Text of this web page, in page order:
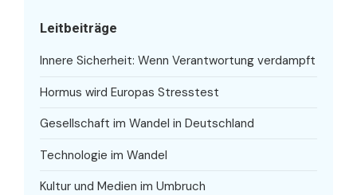
Leitbeiträge
Innere Sicherheit: Wenn Verantwortung verdampft
Hormus wird Europas Stresstest
Gesellschaft im Wandel in Deutschland
Technologie im Wandel
Kultur und Medien im Umbruch